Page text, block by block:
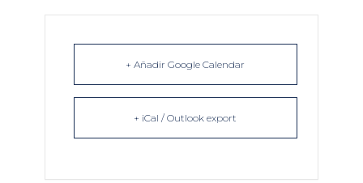
+ Añadir Google Calendar
+ iCal / Outlook export